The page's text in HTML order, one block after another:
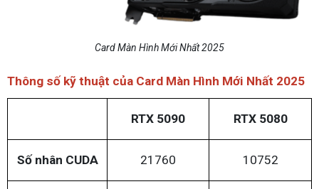
Card Màn Hình Mới Nhất 2025
Thông số kỹ thuật của Card Màn Hình Mới Nhất 2025
RTX 5090 RTX 5080
Số nhân CUDA 21760 10752